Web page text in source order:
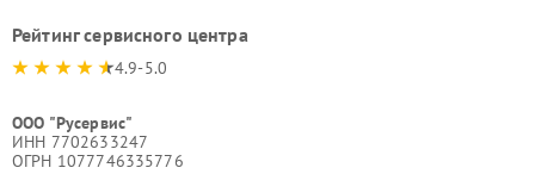
Рейтинг сервисного центра
4.9-5.0
ООО "Русервис"
ИНН 7702633247
ОГРН 1077746335776